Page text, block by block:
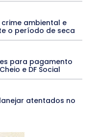
TECNOLOGIA
TIC TAC
Pública ZikaVirus
ambiental e
o período de seca
para pagamento
e DF Social
atentados no